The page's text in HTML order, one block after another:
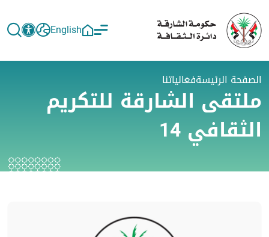
English
الصفحة الرئيسةفعالياتنا
ملتقى الشارقة للتكريم
الثقافي 14